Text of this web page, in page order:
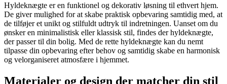
Hyldeknægte er en funktionel og dekorativ løsning til ethvert hjem.
De giver mulighed for at skabe praktisk opbevaring samtidig med, at
de tilføjer et unikt og stilfuldt udtryk til indretningen. Uanset om du
ønsker en minimalistisk eller klassisk stil, findes der hyldeknægte,
der passer til din bolig. Med de rette hyldeknægte kan du nemt
tilpasse din opbevaring efter behov og samtidig skabe en harmonisk
og velorganiseret atmosfære i hjemmet.
Materialer og design der matcher din stil